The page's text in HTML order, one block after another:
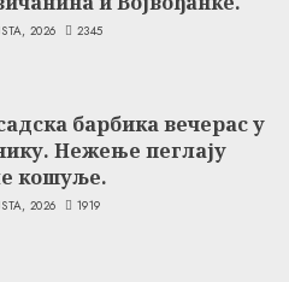
2026 2345
барбика вечерас у
Нежење пеглају
кошуље.
2026 1919